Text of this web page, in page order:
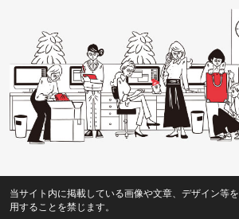
当サイト内に掲載している画像や文章、デザイン等
用することを禁じます。